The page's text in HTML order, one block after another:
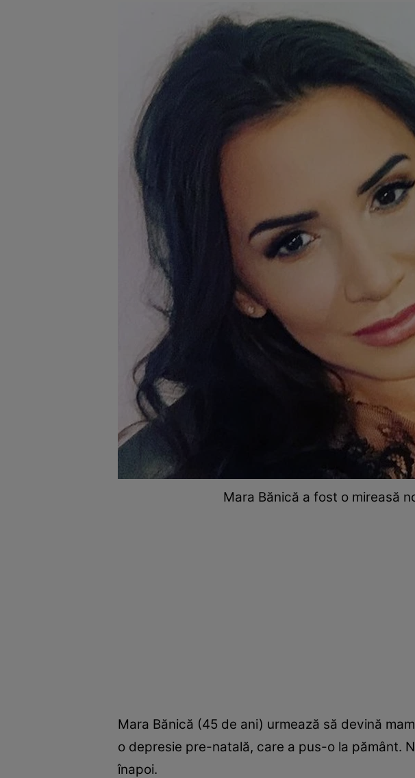
Mara Bănică a fost o mireasă
Mara Bănică (45 de ani) urmează să devină
o depresie pre-natală, care a pus-o la pământ.
înapoi.